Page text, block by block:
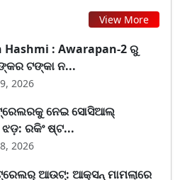
View More
Hashmi : Awarapan-2 ରୁ
ଟଙ୍କା ନ...
2026
ନେଇ ସୋସିଆଲ୍
ରକିଂ ଷ୍ଟ...
2026
ଆଉଟ୍: ଆକ୍ସନ୍ ମାମଲାରେ